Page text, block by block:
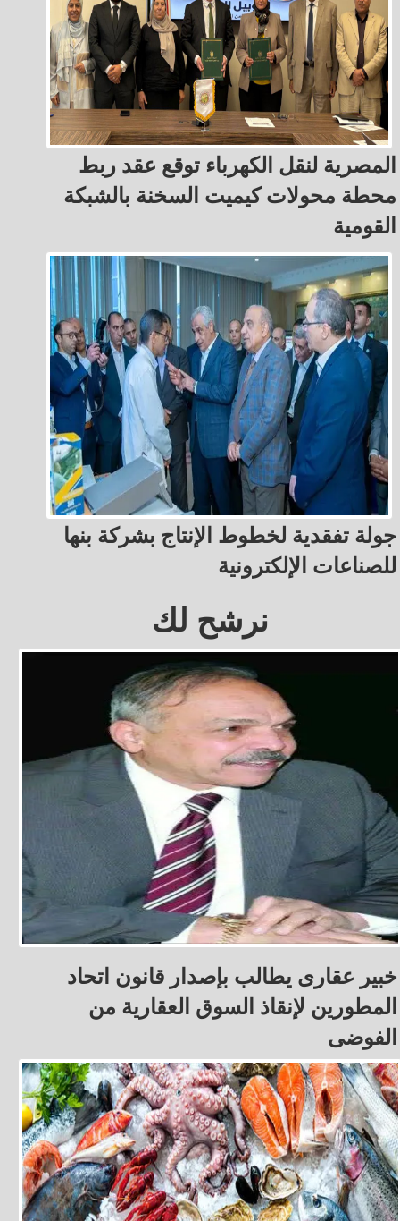
المصرية لنقل الكهرباء توقع عقد ربط
محطة محولات كيميت السخنة بالشبكة
القومية
جولة تفقدية لخطوط الإنتاج بشركة بنها
للصناعات الإلكترونية
نرشح لك
خبير عقارى يطالب بإصدار قانون اتحاد
المطورين لإنقاذ السوق العقارية من
الفوضى